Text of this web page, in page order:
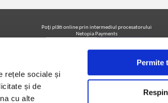
rețele sociale și
și de
cu alte
Permite
Poţi plăti online prin intermediul procesatorului
Netopia Payments
Urmăreşte-ne pe facebook pentru a fi la curent cu
promoţiile PrintreCarti.ro